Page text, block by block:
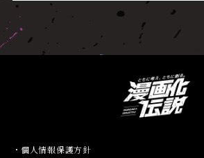
個人情報保護方針